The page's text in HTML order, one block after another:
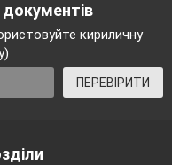
кириличну
ПЕРЕВІРИТИ